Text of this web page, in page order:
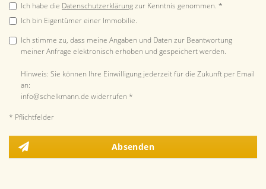
Ich habe die Datenschutzerklärungzur Kenntnis genommen. *
Ich bin Eigentümer einer Immobilie.
Ich stimme zu, dass meine Angaben und Daten zur Beantwortung
meiner Anfrage elektronisch erhoben und gespeichert werden.
Hinweis: Sie können Ihre Einwilligung jederzeit für die Zukunft per Email
an:
info@schelkmann.de widerrufen *
* Pflichtfelder
Absenden